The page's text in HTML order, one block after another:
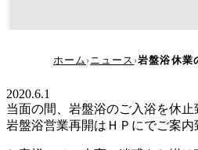
岩盤浴休業のご
ホーム ニュース 岩盤浴休業
2020.6.1
当面の間、岩盤浴のご入浴を休止
岩盤浴営業再開はＨＰにでご案内